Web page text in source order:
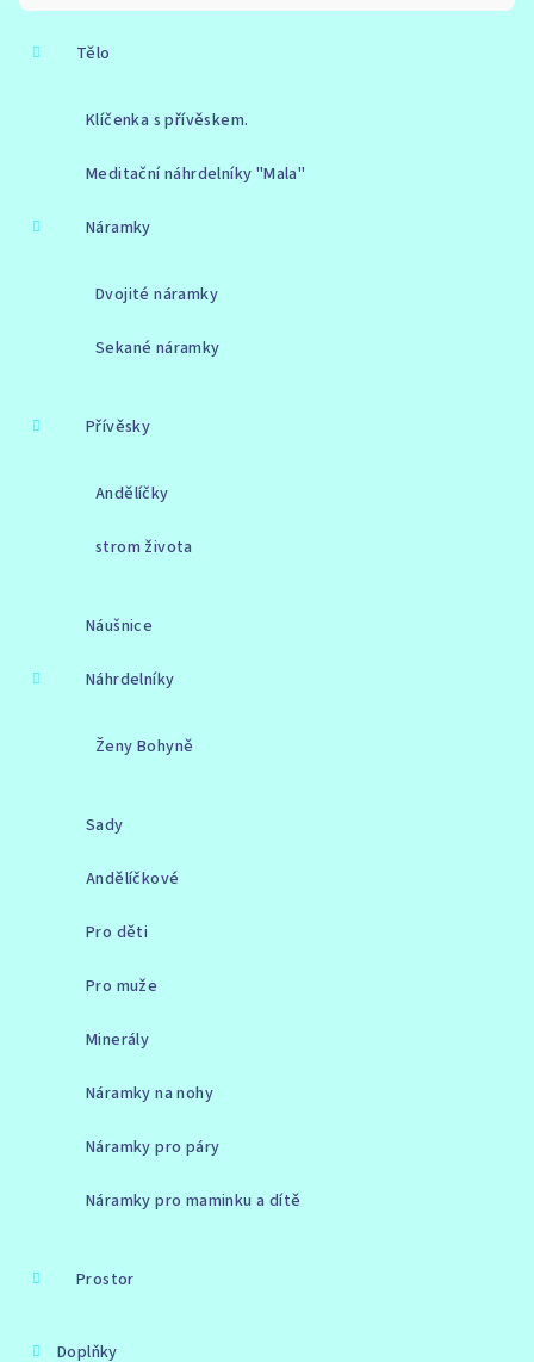
Tělo
Klíčenka s přívěskem.
Meditační náhrdelníky "Mala"
Náramky
Dvojité náramky
Sekané náramky
Přívěsky
Andělíčky
strom života
Náušnice
Náhrdelníky
Ženy Bohyně
Sady
Andělíčkové
Pro děti
Pro muže
Minerály
Náramky na nohy
Náramky pro páry
Náramky pro maminku a dítě
Prostor
Doplňky